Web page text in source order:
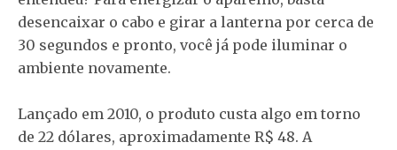
desencaixar o cabo e girar a lanterna por cerca de
30 segundos e pronto, você já pode iluminar o
ambiente novamente.
Lançado em 2010, o produto custa algo em torno
de 22 dólares, aproximadamente R$ 48. A